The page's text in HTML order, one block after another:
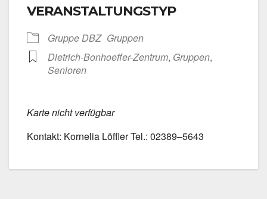
VERANSTALTUNGSTYP
Grup­pe DBZ Grup­pen
Dietrich-Bonhoeffer-Zentrum, Grup­pen,
Senio­ren
Kar­te nicht ver­füg­bar
Kon­takt: Kor­ne­lia Löff­ler Tel.: 02389–5643